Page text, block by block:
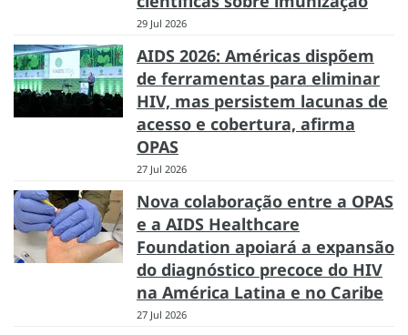
29 Jul 2026
AIDS 2026: Américas dispõem
de ferramentas para eliminar
HIV, mas persistem lacunas de
acesso e cobertura, afirma
OPAS
27 Jul 2026
Nova colaboração entre a OPAS
e a AIDS Healthcare
Foundation apoiará a expansão
do diagnóstico precoce do HIV
na América Latina e no Caribe
27 Jul 2026